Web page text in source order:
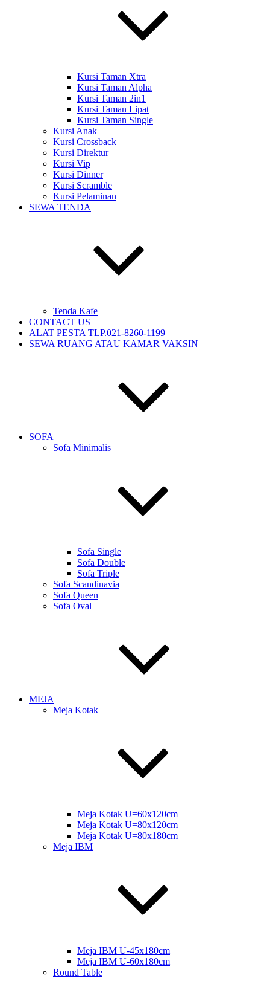
Kursi Taman Xtra
Kursi Taman Alpha
Kursi Taman 2in1
Kursi Taman Lipat
Kursi Taman Single
Kursi Anak
Kursi Crossback
Kursi Direktur
Kursi Vip
Kursi Dinner
Kursi Scramble
Kursi Pelaminan
SEWA TENDA
Tenda Kafe
CONTACT US
ALAT PESTA TLP.021-8260-1199
SEWA RUANG ATAU KAMAR VAKSIN
SOFA
Sofa Minimalis
Sofa Single
Sofa Double
Sofa Triple
Sofa Scandinavia
Sofa Queen
Sofa Oval
MEJA
Meja Kotak
Meja Kotak U=60x120cm
Meja Kotak U=80x120cm
Meja Kotak U=80x180cm
Meja IBM
Meja IBM U-45x180cm
Meja IBM U-60x180cm
Round Table